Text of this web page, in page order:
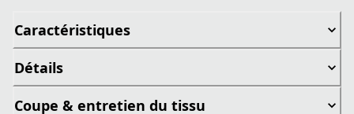
Caractéristiques
Détails
Coupe & entretien du tissu